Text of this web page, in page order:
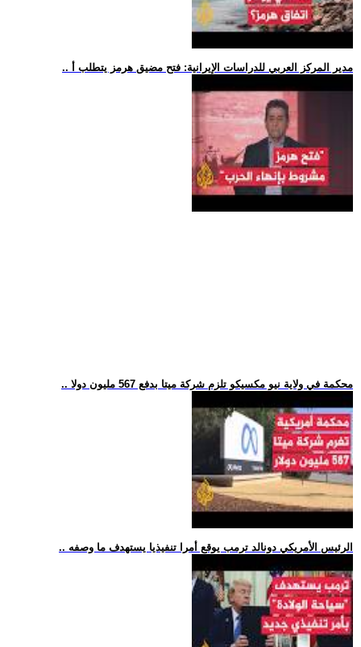
.. مدير المركز العربي للدراسات الإيرانية: فتح مضيق هرمز يتطلب أ
.. محكمة في ولاية نيو مكسيكو تلزم شركة ميتا بدفع 567 مليون دولا
.. الرئيس الأمريكي دونالد ترمب يوقع أمرا تنفيذيا يستهدف ما وصفه